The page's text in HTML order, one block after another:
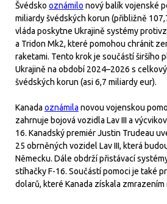
Švédsko oznámilo nový balík vojenské
miliardy švédských korun (přibližně
vláda poskytne Ukrajině systémy
a Tridon Mk2, které pomohou chránit
raketami. Tento krok je součástí širšího
Ukrajině na období 2024–2026 s
švédských korun (asi 6,7 miliardy eur).
Kanada oznámila novou vojenskou
zahrnuje bojová vozidla Lav III a
16. Kanadský premiér Justin Trudeau
25 obrněných vozidel Lav III, která
Německu. Dále obdrží přistávací
stíhačky F-16. Součástí pomoci je také
dolarů, které Kanada získala zmrazením